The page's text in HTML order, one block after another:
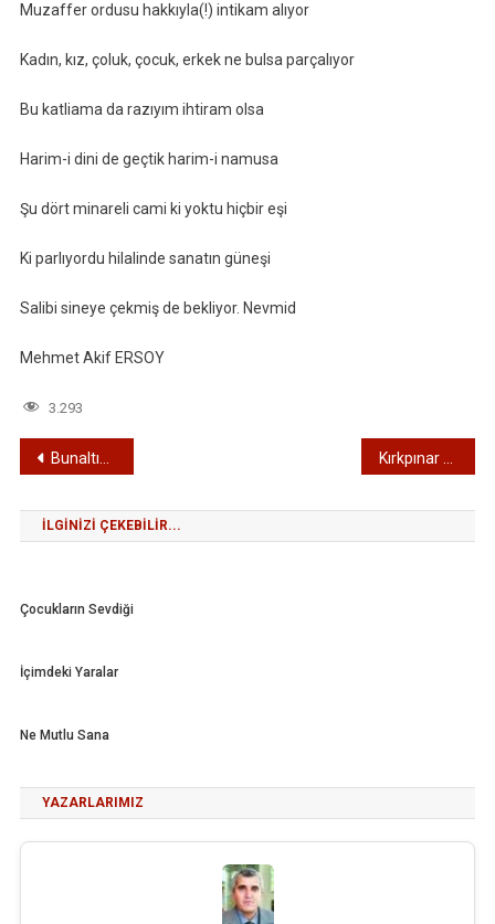
Muzaffer ordusu hakkıyla(!) intikam alıyor
Kadın, kız, çoluk, çocuk, erkek ne bulsa parçalıyor
Bu katliama da razıyım ihtiram olsa
Harim-i dini de geçtik harim-i namusa
Şu dört minareli cami ki yoktu hiçbir eşi
Ki parlıyordu hilalinde sanatın güneşi
Salibi sineye çekmiş de bekliyor. Nevmid
Mehmet Akif ERSOY
3.293
Yazı
gezinmesi
Bunaltıcı sıcaklar ve korunma yolları
İLGINIZI ÇEKEBILIR...
Çocukların Sevdiği
İçimdeki Yaralar
Ne Mutlu Sana
YAZARLARIMIZ